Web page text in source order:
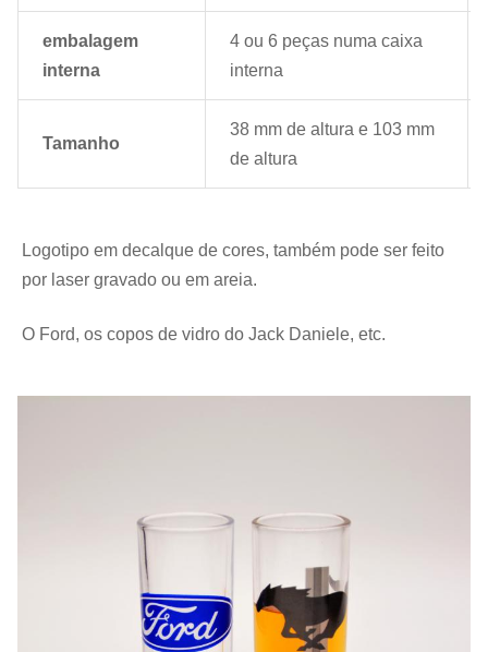
embalagem
interna
4 ou 6 peças numa caixa
interna
Tamanho
38 mm de altura e 103 mm
de altura
Logotipo em decalque de cores, também pode ser feito
por laser gravado ou em areia.
O Ford, os copos de vidro do Jack Daniele, etc.